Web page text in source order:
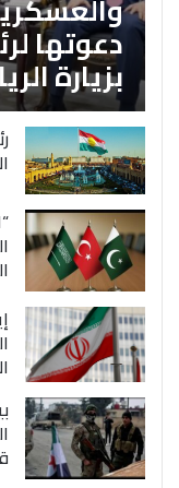
دعوتها
بزيارة